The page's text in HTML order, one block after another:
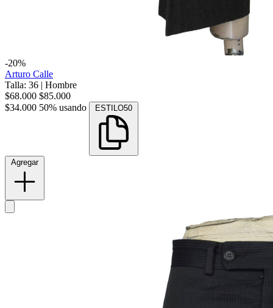
-20%
Arturo Calle
Talla: 36 | Hombre
$68.000 $85.000
$34.000 50% usando ESTILO50
Agregar